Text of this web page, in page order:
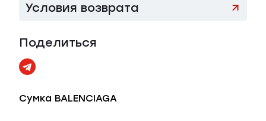
Условия возврата
Поделиться
Сумка BALENCIAGA